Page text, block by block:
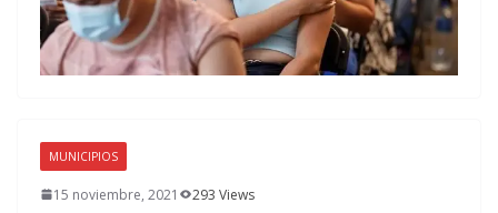
MUNICIPIOS
15 noviembre, 2021 293 Views